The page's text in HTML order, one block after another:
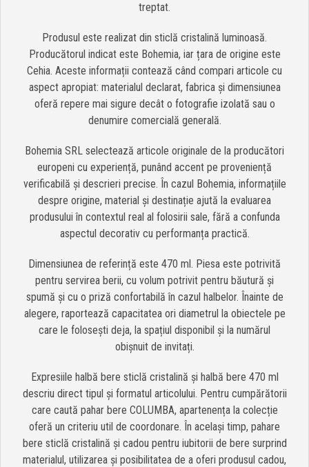
treptat.
Produsul este realizat din sticlă cristalină luminoasă.
Producătorul indicat este Bohemia, iar țara de origine este
Cehia. Aceste informații contează când compari articole cu
aspect apropiat: materialul declarat, fabrica și dimensiunea
oferă repere mai sigure decât o fotografie izolată sau o
denumire comercială generală.
Bohemia SRL selectează articole originale de la producători
europeni cu experiență, punând accent pe proveniență
verificabilă și descrieri precise. În cazul Bohemia, informațiile
despre origine, material și destinație ajută la evaluarea
produsului în contextul real al folosirii sale, fără a confunda
aspectul decorativ cu performanța practică.
Dimensiunea de referință este 470 ml. Piesa este potrivită
pentru servirea berii, cu volum potrivit pentru băutură și
spumă și cu o priză confortabilă în cazul halbelor. Înainte de
alegere, raportează capacitatea ori diametrul la obiectele pe
care le folosești deja, la spațiul disponibil și la numărul
obișnuit de invitați.
Expresiile halbă bere sticlă cristalină și halbă bere 470 ml
descriu direct tipul și formatul articolului. Pentru cumpărătorii
care caută pahar bere COLUMBA, apartenența la colecție
oferă un criteriu util de coordonare. În același timp, pahare
bere sticlă cristalină și cadou pentru iubitorii de bere surprind
materialul, utilizarea și posibilitatea de a oferi produsul cadou,